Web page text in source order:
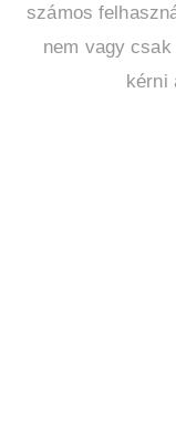
számos
nem vagy
kérni